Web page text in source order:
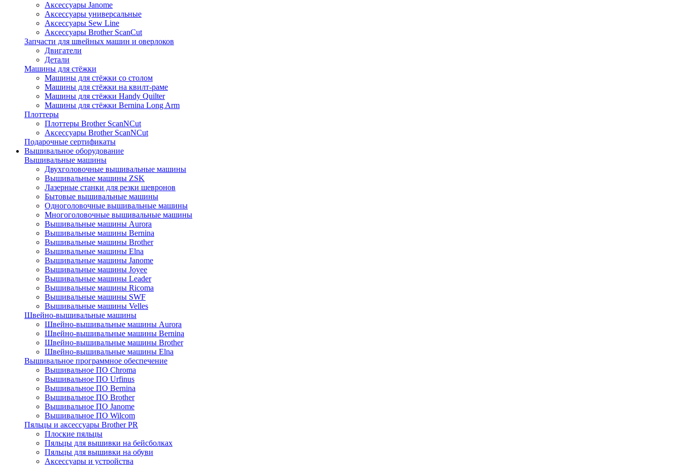
Аксессуары Janome
Аксессуары универсальные
Аксессуары Sew Line
Аксессуары Brother ScanCut
Запчасти для швейных машин и оверлоков
Двигатели
Детали
Машины для стёжки
Машины для стёжки со столом
Машины для стёжки на квилт-раме
Машины для стёжки Handy Quilter
Машины для стёжки Bernina Long Arm
Плоттеры
Плоттеры Brother ScanNCut
Аксессуары Brother ScanNCut
Подарочные сертификаты
Вышивальное оборудование
Вышивальные машины
Двухголовочные вышивальные машины
Вышивальные машины ZSK
Лазерные станки для резки шевронов
Бытовые вышивальные машины
Одноголовочные вышивальные машины
Многоголовочные вышивальные машины
Вышивальные машины Aurora
Вышивальные машины Bernina
Вышивальные машины Brother
Вышивальные машины Elna
Вышивальные машины Janome
Вышивальные машины Joyee
Вышивальные машины Leader
Вышивальные машины Ricoma
Вышивальные машины SWF
Вышивальные машины Velles
Швейно-вышивальные машины
Швейно-вышивальные машины Aurora
Швейно-вышивальные машины Bernina
Швейно-вышивальные машины Brother
Швейно-вышивальные машины Elna
Вышивальное программное обеспечение
Вышивальное ПО Chroma
Вышивальное ПО Urfinus
Вышивальное ПО Bernina
Вышивальное ПО Brother
Вышивальное ПО Janome
Вышивальное ПО Wilcom
Пяльцы и аксессуары Brother PR
Плоские пяльцы
Пяльцы для вышивки на бейсболках
Пяльцы для вышивки на обуви
Аксессуары и устройства